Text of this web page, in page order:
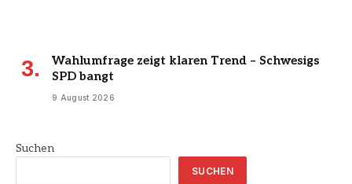
Wahlumfrage zeigt klaren Trend – Schwesigs
SPD bangt
9 August 2026
Suchen
SUCHEN